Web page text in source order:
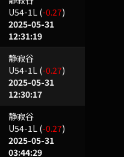
U54-1L (-0.27)
2025-05-31
12:31:19
静寂谷
U54-1L (-0.27)
2025-05-31
12:30:17
静寂谷
U54-1L (-0.27)
2025-05-31
03:44:29